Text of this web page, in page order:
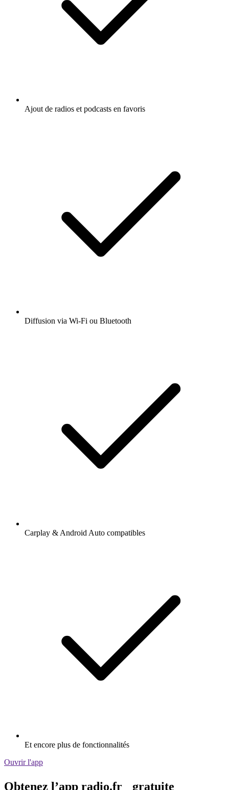
Ajout de radios et podcasts en favoris
Diffusion via Wi-Fi ou Bluetooth
Carplay & Android Auto compatibles
Et encore plus de fonctionnalités
Ouvrir l'app
Obtenez l’app radio.fr gratuite